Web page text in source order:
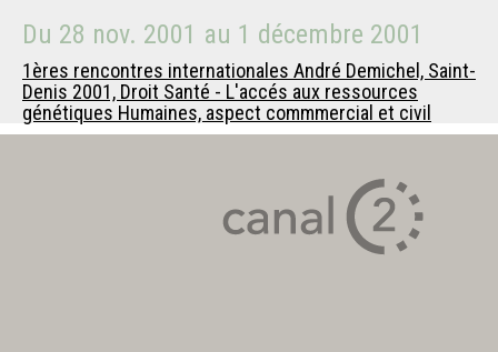
Du 28 nov. 2001 au 1 décembre 2001
1ères rencontres internationales André Demichel, Saint-
Denis 2001, Droit Santé - L'accés aux ressources
génétiques Humaines, aspect commmercial et civil